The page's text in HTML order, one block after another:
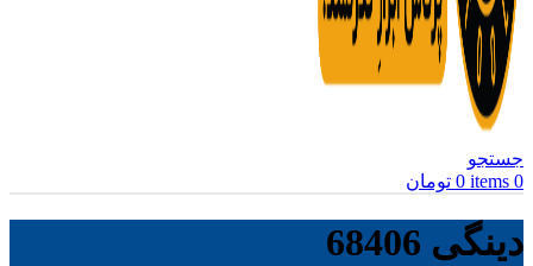
جستجو
0
items
0 تومان
دینگی 68406